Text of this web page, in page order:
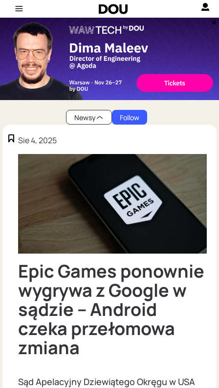
Newsy Follow
Sie 4, 2025
Epic Games ponownie
wygrywa z Google w
sądzie – Android
czeka przełomowa
zmiana
Sąd Apelacyjny Dziewiątego Okręgu w USA